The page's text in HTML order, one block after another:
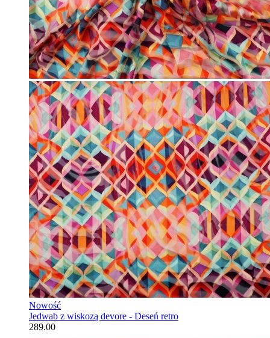
Nowość
Jedwab z wiskozą devore - Deseń retro
289.00